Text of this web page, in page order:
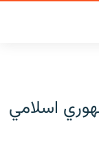
اسلامي